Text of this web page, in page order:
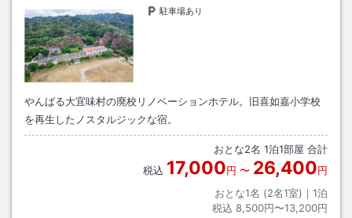
駐車場あり
やんばる大宜味村の廃校リノベーションホテル。旧喜如嘉小学校
を再生したノスタルジックな宿。
おとな2名 1泊1部屋 合計
税込 17,000円 〜 26,400円
おとな1名 (2名1室)｜ 1泊
税込 8,500円〜13,200円